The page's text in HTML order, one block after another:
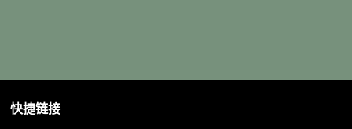
快捷链接